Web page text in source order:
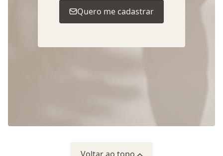
Quero me cadastrar